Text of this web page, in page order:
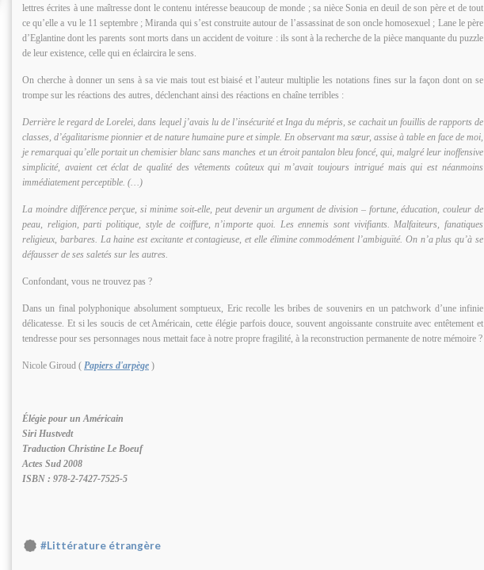
lettres écrites à une maîtresse dont le contenu intéresse beaucoup de monde ; sa nièce Sonia en deuil de son père et de tout
ce qu’elle a vu le 11 septembre ; Miranda qui s’est construite autour de l’assassinat de son oncle homosexuel ; Lane le père
d’Eglantine dont les parents sont morts dans un accident de voiture : ils sont à la recherche de la pièce manquante du puzzle
de leur existence, celle qui en éclaircira le sens.
On cherche à donner un sens à sa vie mais tout est biaisé et l’auteur multiplie les notations fines sur la façon dont on se
trompe sur les réactions des autres, déclenchant ainsi des réactions en chaîne terribles :
Derrière le regard de Lorelei, dans lequel j’avais lu de l’insécurité et Inga du mépris, se cachait un fouillis de rapports de
classes, d’égalitarisme pionnier et de nature humaine pure et simple. En observant ma sœur, assise à table en face de moi,
je remarquai qu’elle portait un chemisier blanc sans manches et un étroit pantalon bleu foncé, qui, malgré leur inoffensive
simplicité, avaient cet éclat de qualité des vêtements coûteux qui m’avait toujours intrigué mais qui est néanmoins
immédiatement perceptible. (…)
La moindre différence perçue, si minime soit-elle, peut devenir un argument de division – fortune, éducation, couleur de
peau, religion, parti politique, style de coiffure, n’importe quoi. Les ennemis sont vivifiants. Malfaiteurs, fanatiques
religieux, barbares. La haine est excitante et contagieuse, et elle élimine commodément l’ambiguïté. On n’a plus qu’à se
défausser de ses saletés sur les autres.
Confondant, vous ne trouvez pas ?
Dans un final polyphonique absolument somptueux, Eric recolle les bribes de souvenirs en un patchwork d’une infinie
délicatesse. Et si les soucis de cet Américain, cette élégie parfois douce, souvent angoissante construite avec entêtement et
tendresse pour ses personnages nous mettait face à notre propre fragilité, à la reconstruction permanente de notre mémoire ?
Nicole Giroud ( Papiers d'arpège )
Élégie pour un Américain
Siri Hustvedt
Traduction Christine Le Boeuf
Actes Sud 2008
ISBN : 978-2-7427-7525-5
#Littérature étrangère